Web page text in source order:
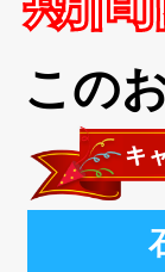
この